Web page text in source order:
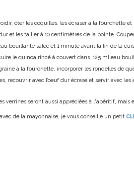
ôter les coquilles, les écraser à la fourchette et
et les tailler à 10 centimètres de la pointe.
bouillante salée et 1 minute avant la fin de la
le quinoa rincé à couvert dans 125 ml eau
à la fourchette, incorporer les rondelles de
recouvrir avec l’oeuf dur écrasé et servir avec les
verrines seront aussi appréciées à l'apéritif,
de la mayonnaise, je vous conseille un petit